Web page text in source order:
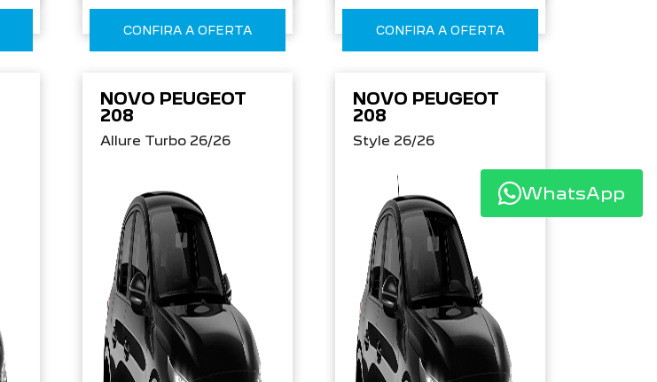
CONFIRA A OFERTA CONFIRA A OFERTA
NOVO PEUGEOT
208
Allure Turbo 26/26
NOVO PEUGEOT
208
Style 26/26
WhatsApp